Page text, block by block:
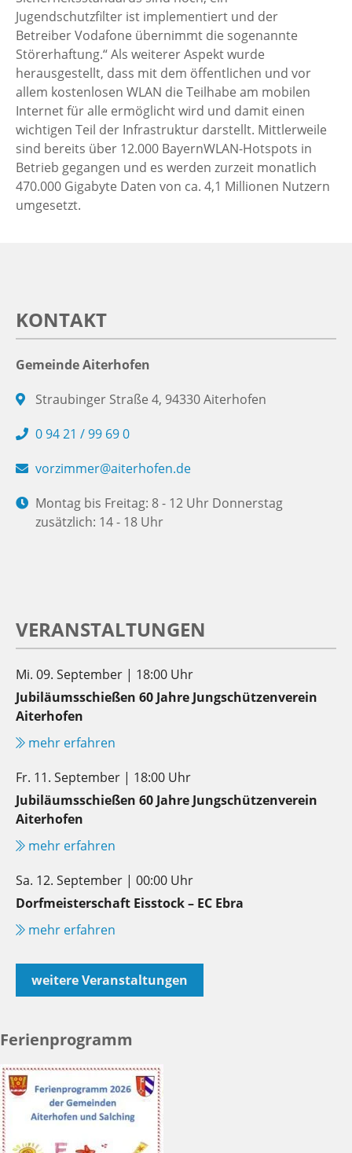
Jugendschutzfilter ist implementiert und der
Betreiber Vodafone übernimmt die sogenannte
Störerhaftung.“ Als weiterer Aspekt wurde
herausgestellt, dass mit dem öffentlichen und vor
allem kostenlosen WLAN die Teilhabe am mobilen
Internet für alle ermöglicht wird und damit einen
wichtigen Teil der Infrastruktur darstellt. Mittlerweile
sind bereits über 12.000 BayernWLAN-Hotspots in
Betrieb gegangen und es werden zurzeit monatlich
470.000 Gigabyte Daten von ca. 4,1 Millionen Nutzern
umgesetzt.
KONTAKT
Gemeinde Aiterhofen
Straubinger Straße 4, 94330 Aiterhofen
0 94 21 / 99 69 0
vorzimmer@aiterhofen.de
Montag bis Freitag: 8 - 12 Uhr Donnerstag
zusätzlich: 14 - 18 Uhr
VERANSTALTUNGEN
Mi. 09. September | 18:00 Uhr
Jubiläumsschießen 60 Jahre Jungschützenverein
Aiterhofen
mehr erfahren
Fr. 11. September | 18:00 Uhr
Jubiläumsschießen 60 Jahre Jungschützenverein
Aiterhofen
mehr erfahren
Sa. 12. September | 00:00 Uhr
Dorfmeisterschaft Eisstock – EC Ebra
mehr erfahren
weitere Veranstaltungen
Ferienprogramm